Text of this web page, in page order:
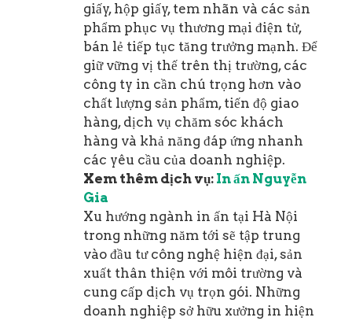
giấy, hộp giấy, tem nhãn và các sản
phẩm phục vụ thương mại điện tử,
bán lẻ tiếp tục tăng trưởng mạnh. Để
giữ vững vị thế trên thị trường, các
công ty in cần chú trọng hơn vào
chất lượng sản phẩm, tiến độ giao
hàng, dịch vụ chăm sóc khách
hàng và khả năng đáp ứng nhanh
các yêu cầu của doanh nghiệp.
Xem thêm dịch vụ: In ấn Nguyễn
Gia
Xu hướng ngành in ấn tại Hà Nội
trong những năm tới sẽ tập trung
vào đầu tư công nghệ hiện đại, sản
xuất thân thiện với môi trường và
cung cấp dịch vụ trọn gói. Những
doanh nghiệp sở hữu xưởng in hiện